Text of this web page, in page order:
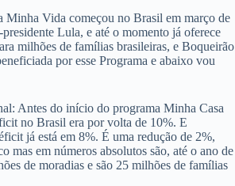
Minha Vida começou no Brasil em março de
Lula, e até o momento já oferece
milhões de famílias brasileiras, e Boqueirão
por esse Programa e abaixo vou
Antes do início do programa Minha Casa
no Brasil era por volta de 10%. E
já está em 8%. É uma redução de 2%,
mas em números absolutos são, até o ano de
de moradias e são 25 milhões de famílias